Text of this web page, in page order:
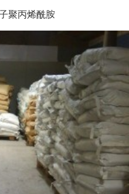
酰胺
聚丙烯酰胺